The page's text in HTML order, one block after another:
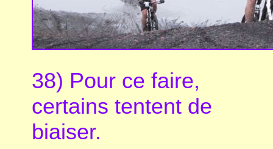
38) Pour ce faire,
certains tentent de
biaiser.